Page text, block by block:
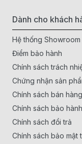
Dành cho khách
Hệ thống Showroom
Điểm bảo hành
Chính sách trách
Chứng nhận sản
Chính sách bán hàng
Chính sách bảo hành
Chính sách đổi trả
Chính sách bảo mật